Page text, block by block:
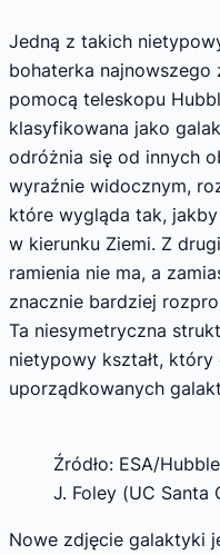
Jedną z takich
bohaterka
pomocą teleskopu
klasyfikowana jako
odróżnia się od innych
wyraźnie widocznym,
które wygląda tak,
w kierunku Ziemi. Z
ramienia nie ma, a
znacznie bardziej
Ta niesymetryczna
nietypowy kształt,
uporządkowanych
Źródło: ESA/
J. Foley (UC Santa
Nowe zdjęcie galaktyki